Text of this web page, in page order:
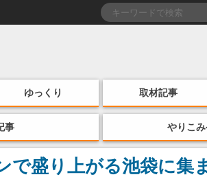
ゆっくり 取材記事
事 やりこ
盛り上がる池袋に集